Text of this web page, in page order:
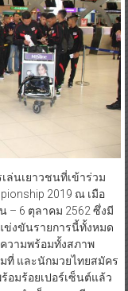
ล่นเยาวชนที่เข้าร่วม
2019 ณ เมือ
– 6 ตุลาคม 2562 ซึ่งมี
ข่งขันรายการนี้ทั้งหมด
วามพร้อมทั้งสภาพ
ที่ และนักมวยไทยสมัคร
อมร้อยเปอร์เซ็นต์แล้ว